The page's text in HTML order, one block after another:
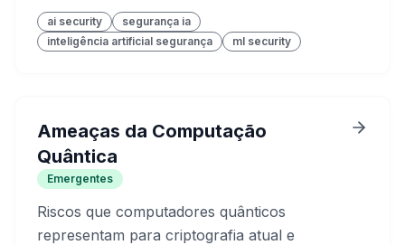
ai security
segurança ia
inteligência artificial segurança
ml security
Ameaças da Computação
Quântica
Emergentes
Riscos que computadores quânticos
representam para criptografia atual e